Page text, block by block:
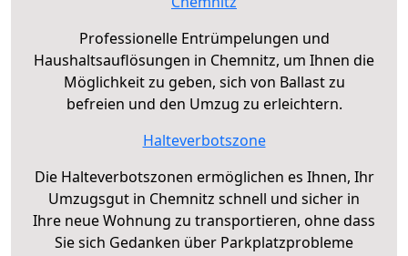
Professionelle Entrümpelungen und
Haushaltsauflösungen in Chemnitz, um Ihnen die
Möglichkeit zu geben, sich von Ballast zu
befreien und den Umzug zu erleichtern.
Halteverbotszone
Die Halteverbotszonen ermöglichen es Ihnen, Ihr
Umzugsgut in Chemnitz schnell und sicher in
Ihre neue Wohnung zu transportieren, ohne dass
Sie sich Gedanken über Parkplatzprobleme